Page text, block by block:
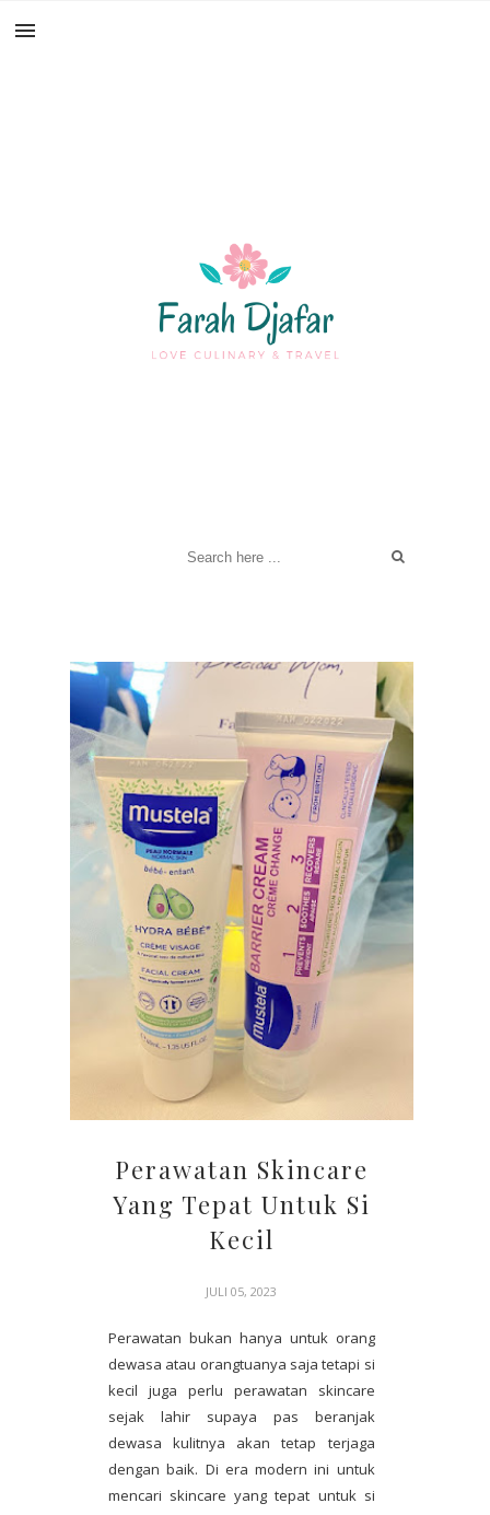
Perawatan Skincare
Yang Tepat Untuk Si
Kecil
JULI 05, 2023
Perawatan bukan hanya untuk orang
dewasa atau orangtuanya saja tetapi si
kecil juga perlu perawatan skincare
sejak lahir supaya pas beranjak
dewasa kulitnya akan tetap terjaga
dengan baik. Di era modern ini untuk
mencari skincare yang tepat untuk si